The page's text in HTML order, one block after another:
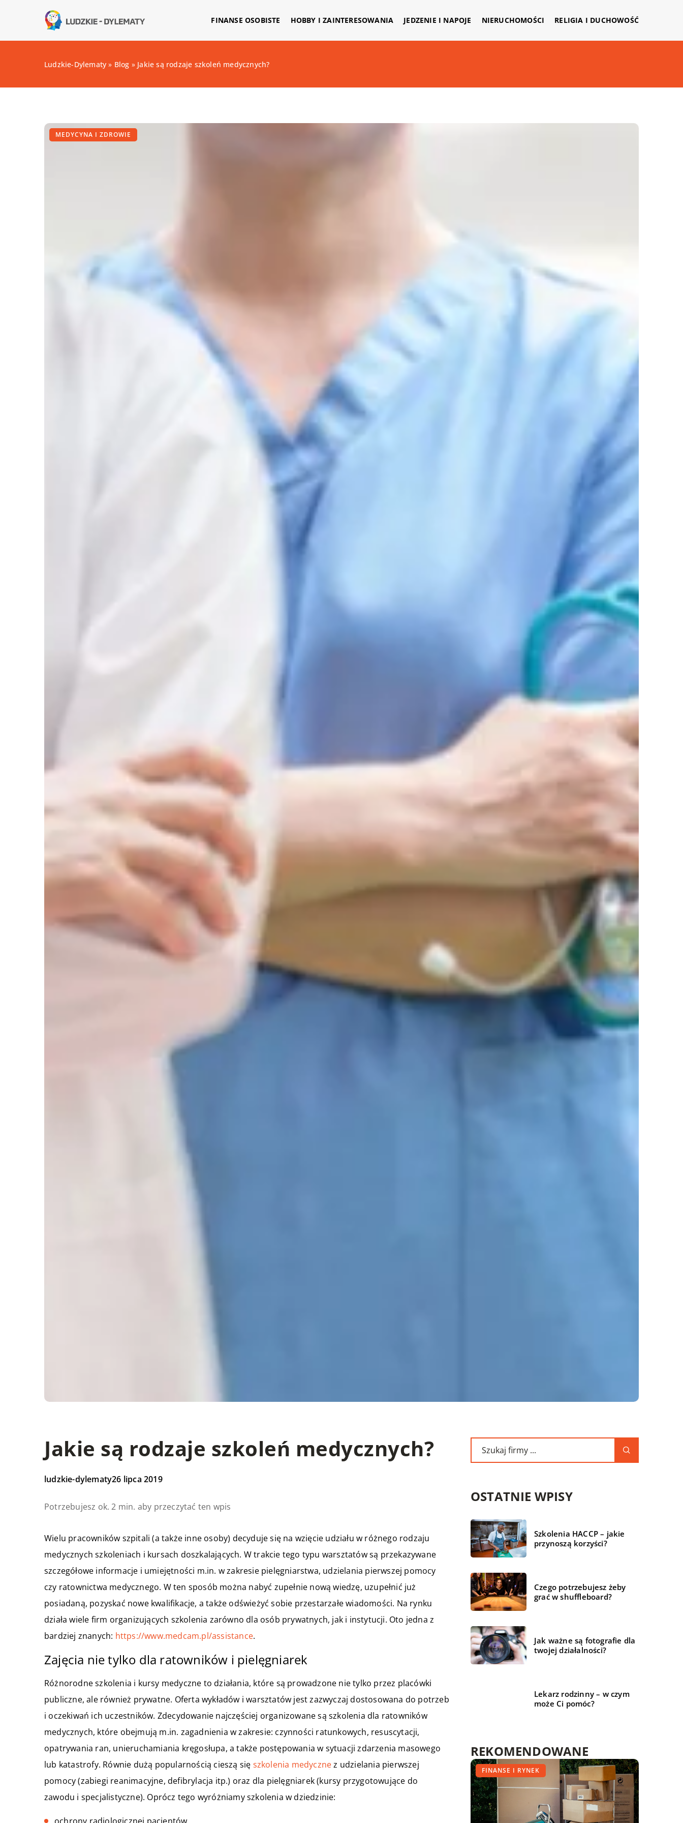
FINANSE OSOBISTE HOBBY I ZAINTERESOWANIA JEDZENIE I NAPOJE NIERUCHOMOŚCI RELIGIA I DUCHOWOŚĆ
Ludzkie-Dylematy » Blog » Jakie są rodzaje szkoleń medycznych?
MEDYCYNA I ZDROWIE
Jakie są rodzaje szkoleń medycznych?
ludzkie-dylematy26 lipca 2019
Potrzebujesz ok. 2 min. aby przeczytać ten wpis
Wielu pracowników szpitali (a także inne osoby) decyduje się na wzięcie udziału w różnego rodzaju
medycznych szkoleniach i kursach doszkalających. W trakcie tego typu warsztatów są przekazywane
szczegółowe informacje i umiejętności m.in. w zakresie pielęgniarstwa, udzielania pierwszej pomocy
czy ratownictwa medycznego. W ten sposób można nabyć zupełnie nową wiedzę, uzupełnić już
posiadaną, pozyskać nowe kwalifikacje, a także odświeżyć sobie przestarzałe wiadomości. Na rynku
działa wiele firm organizujących szkolenia zarówno dla osób prywatnych, jak i instytucji. Oto jedna z
bardziej znanych: https://www.medcam.pl/assistance.
Zajęcia nie tylko dla ratowników i pielęgniarek
Różnorodne szkolenia i kursy medyczne to działania, które są prowadzone nie tylko przez placówki
publiczne, ale również prywatne. Oferta wykładów i warsztatów jest zazwyczaj dostosowana do potrzeb
i oczekiwań ich uczestników. Zdecydowanie najczęściej organizowane są szkolenia dla ratowników
medycznych, które obejmują m.in. zagadnienia w zakresie: czynności ratunkowych, resuscytacji,
opatrywania ran, unieruchamiania kręgosłupa, a także postępowania w sytuacji zdarzenia masowego
lub katastrofy. Równie dużą popularnością cieszą się szkolenia medycznez udzielania pierwszej
pomocy (zabiegi reanimacyjne, defibrylacja itp.) oraz dla pielęgniarek (kursy przygotowujące do
zawodu i specjalistyczne). Oprócz tego wyróżniamy szkolenia w dziedzinie:
OSTATNIE WPISY
Szkolenia HACCP – jakie
przynoszą korzyści?
Czego potrzebujesz żeby
grać w shuffleboard?
Jak ważne są fotografie dla
twojej działalności?
Lekarz rodzinny – w czym
może Ci pomóc?
REKOMENDOWANE
TRENDY I ŻYCIE
FINANSE I RYNEK
MEDYCYNA I ZDROWIE